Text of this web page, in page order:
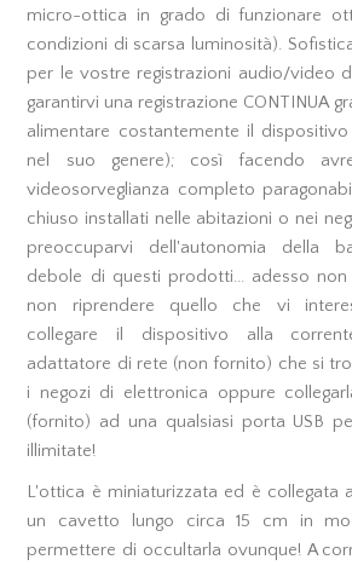
micro-ottica in grado di funzionare
condizioni di scarsa luminosità).
per le vostre registrazioni audio/video
garantirvi una registrazione CONTINUA
alimentare costantemente il
nel suo genere); così facendo
videosorveglianza completo
chiuso installati nelle abitazioni o nei
preoccuparvi dell'autonomia della
debole di questi prodotti... adesso
non riprendere quello che vi
collegare il dispositivo alla
adattatore di rete (non fornito) che si
i negozi di elettronica oppure
(fornito) ad una qualsiasi porta USB
illimitate!
L'ottica è miniaturizzata ed è collegata
un cavetto lungo circa 15 cm in
permettere di occultarla ovunque! A